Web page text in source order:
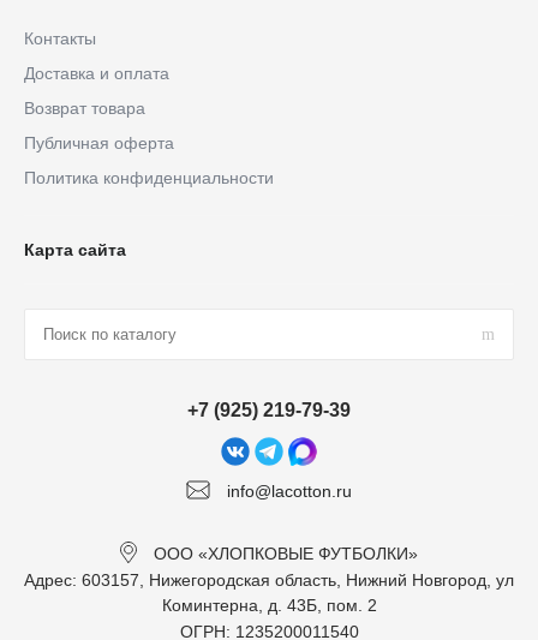
Контакты
Доставка и оплата
Возврат товара
Публичная оферта
Политика конфиденциальности
Карта сайта
info@lacotton.ru
+7 (925) 219-79-39
ООО «ХЛОПКОВЫЕ ФУТБОЛКИ»
Адрес: 603157, Нижегородская область, Нижний Новгород, ул
Коминтерна, д. 43Б, пом. 2
ОГРН: 1235200011540